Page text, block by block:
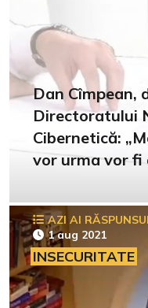
Dan Cîmpean,
Directoratului
Cibernetică:
vor urma vor fi
AZI AI
1 aug 2021
INSECURITATE